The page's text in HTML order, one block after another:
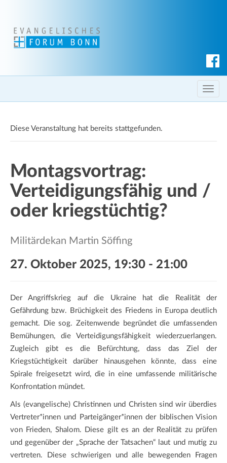
c
h T
o
l
Diese Veranstaltung hat bereits stattgefunden.
Montagsvortrag:
Verteidigungsfähig und /
oder kriegstüchtig?
Militärdekan Martin Söffing
27. Oktober 2025, 19:30 - 21:00
Der Angriffskrieg auf die Ukraine hat die Realität der
Gefährdung bzw. Brüchigkeit des Friedens in Europa deutlich
gemacht. Die sog. Zeitenwende begründet die umfassenden
Bemühungen, die Verteidigungsfähigkeit wiederzuerlangen.
Zugleich gibt es die Befürchtung, dass das Ziel der
Kriegstüchtigkeit darüber hinausgehen könnte, dass eine
Spirale freigesetzt wird, die in eine umfassende militärische
Konfrontation mündet.
Als (evangelische) Christinnen und Christen sind wir überdies
Vertreter*innen und Parteigänger*innen der biblischen Vision
von Frieden, Shalom. Diese gilt es an der Realität zu prüfen
und gegenüber der „Sprache der Tatsachen“ laut und mutig zu
vertreten. Diese schwierigen und alle bewegenden Fragen